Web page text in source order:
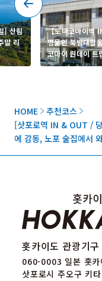
HOME
추천코스
[삿포로역 IN & OUT /
에 감동, 노포 술집에서
] 산림
말 리
【도마코마이역
명물인 북방대합
코마이 원데이 트
홋카이도 관광기구
060-0003 일본 홋카
삿포로시 주오구 키